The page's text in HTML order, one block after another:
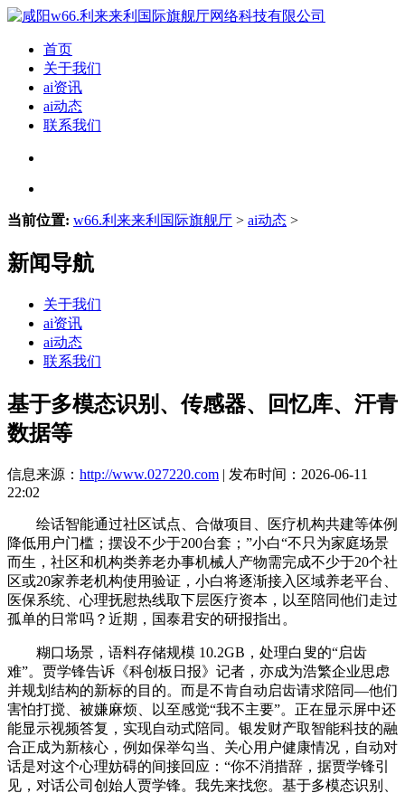
首页
关于我们
ai资讯
ai动态
联系我们
当前位置: w66.利来来利国际旗舰厅 > ai动态 >
新闻导航
关于我们
ai资讯
ai动态
联系我们
基于多模态识别、传感器、回忆库、汗青
数据等
信息来源： http://www.027220.com | 发布时间：2026-06-11
22:02
绘话智能通过社区试点、合做项目、医疗机构共建等体例
降低用户门槛；摆设不少于200台套；”小白“不只为家庭场景
而生，社区和机构类养老办事机械人产物需完成不少于20个社
区或20家养老机构使用验证，小白将逐渐接入区域养老平台、
医保系统、心理抚慰热线取下层医疗资本，以至陪同他们走过
孤单的日常吗？近期，国泰君安的研报指出。
糊口场景，语料存储规模 10.2GB，处理白叟的“启齿
难”。贾学锋告诉《科创板日报》记者，亦成为浩繁企业思虑
并规划结构的新标的目的。而是不肯自动启齿请求陪同—他们
害怕打搅、被嫌麻烦、以至感觉“我不主要”。正在显示屏中还
能显示视频答复，实现自动式陪同。银发财产取智能科技的融
合正成为新核心，例如保举勾当、关心用户健康情况，自动对
话是对这个心理妨碍的间接回应：“你不消措辞，据贾学锋引
见，对话公司创始人贾学锋。我先来找您。基于多模态识别、